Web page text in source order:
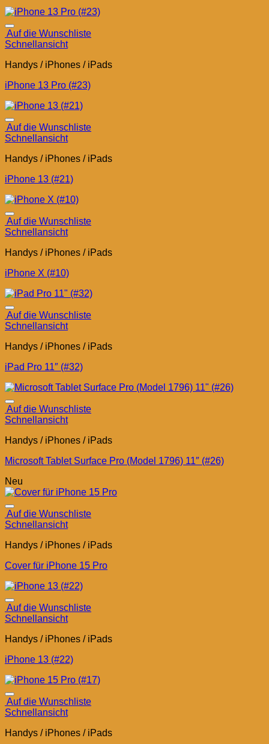
Auf die Wunschliste
Schnellansicht
Handys / iPhones / iPads
iPhone 13 Pro (#23)
Auf die Wunschliste
Schnellansicht
Handys / iPhones / iPads
iPhone 13 (#21)
Auf die Wunschliste
Schnellansicht
Handys / iPhones / iPads
iPhone X (#10)
Auf die Wunschliste
Schnellansicht
Handys / iPhones / iPads
iPad Pro 11″ (#32)
Auf die Wunschliste
Schnellansicht
Handys / iPhones / iPads
Microsoft Tablet Surface Pro (Model 1796) 11″ (#26)
Neu
Auf die Wunschliste
Schnellansicht
Handys / iPhones / iPads
Cover für iPhone 15 Pro
Auf die Wunschliste
Schnellansicht
Handys / iPhones / iPads
iPhone 13 (#22)
Auf die Wunschliste
Schnellansicht
Handys / iPhones / iPads